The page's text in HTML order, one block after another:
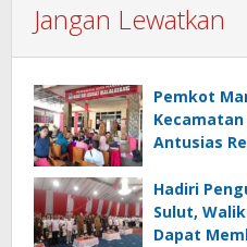
Jangan Lewatkan
Pemkot
Antusias
Hadiri
Sulut,
Dapat